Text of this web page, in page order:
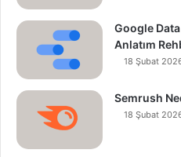
Google
Anlatım
18 Şubat
Semrush
18 Şubat